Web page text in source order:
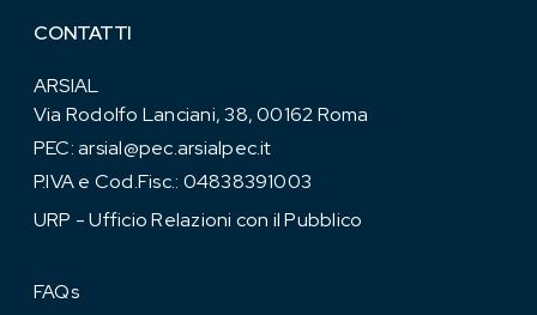
CONTATTI
ARSIAL
Via Rodolfo Lanciani, 38, 00162 Roma
PEC:arsial@pec.arsialpec.it
P.IVA e Cod.Fisc.: 04838391003
URP - Ufficio Relazioni con il Pubblico
FAQs